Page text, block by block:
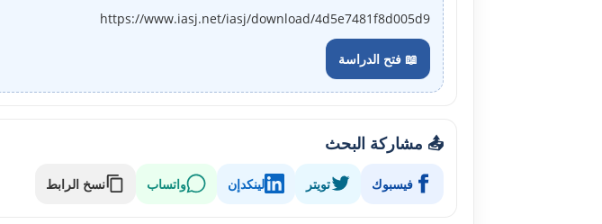
https://www.iasj.net/iasj/download/4d5e7481f8d005d9
📖 فتح الدراسة
📤 مشاركة البحث
فيسبوك تويتر لينكدإن واتساب نسخ الرابط